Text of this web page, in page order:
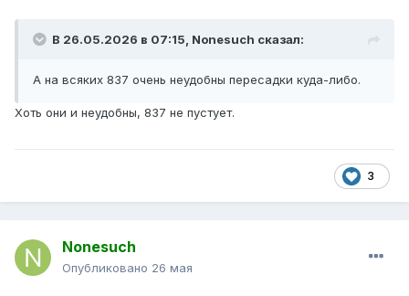
В 26.05.2026 в 07:15, Nonesuch сказал:
А на всяких 837 очень неудобны пересадки куда-либо.
Хоть они и неудобны, 837 не пустует.
3
Nonesuch
Опубликовано 26 мая